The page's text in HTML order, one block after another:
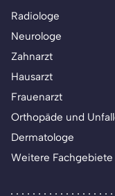
Radiologe
Neurologe
Zahnarzt
Hausarzt
Frauenarzt
Orthopäde und
Dermatologe
Weitere